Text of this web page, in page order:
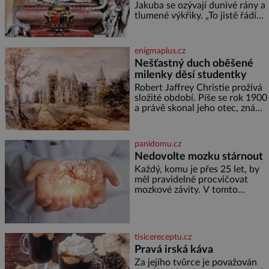
vznikne jeden z
nejdokonalejších organismů
Jakuba se ozývají dunivé rány a
tlumené výkřiky. „To jistě řádí
nikdo neodvážil podzemní
hrobku otevřít a její poklop tak
raději jen skrápí svěcenou
vodou. Za několik dní divné
burácení skutečně ustane. Když
o mnoho let později hrobku
enigmaplus.cz
Nešťastný duch oběšené
milenky děsí studentky
Robert Jaffrey Christie prožívá
složité období. Píše se rok 1900
a právě skonal jeho otec, známý
ale doprovázena ohromným
dědictvím
panidomu.cz
Nedovolte mozku stárnout
Každý, komu je přes 25 let, by
měl pravidelně procvičovat
mozkové závity. V tomto
marně v paměti lovíte název
knížky, kterou jste nedávno
přečetli. Je to opravdu tak, s
tisicereceptu.cz
Pravá irská káva
Za jejího tvůrce je považován